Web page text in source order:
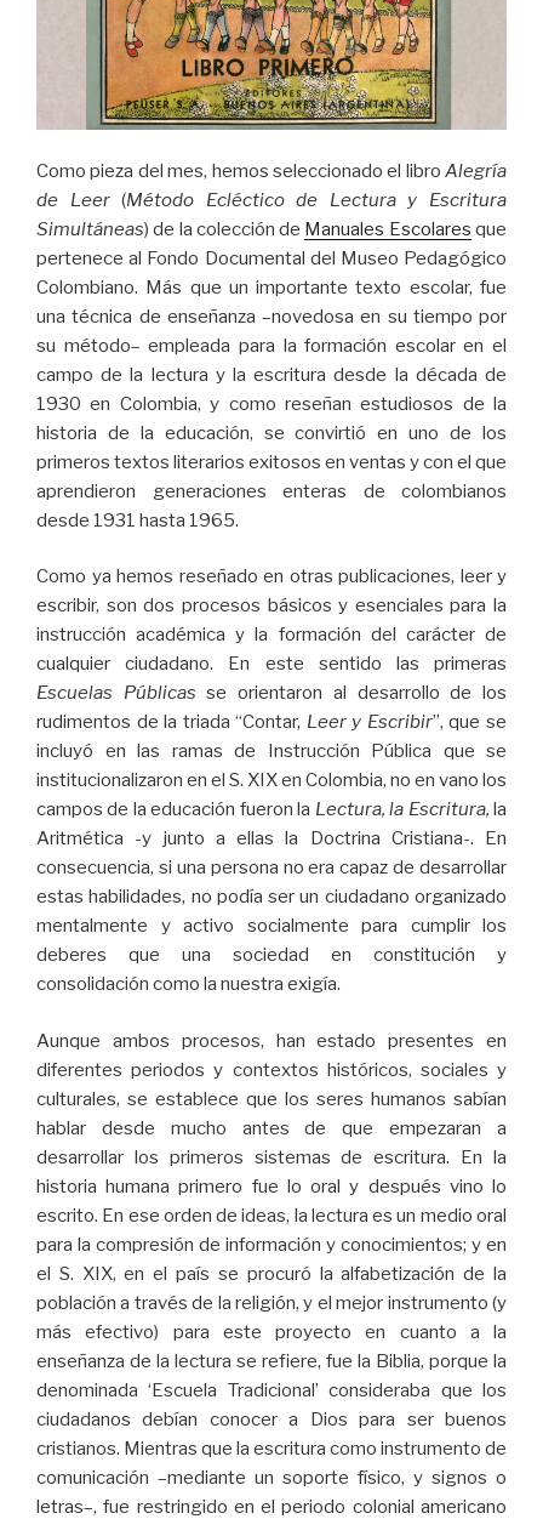
Como pieza del mes, hemos seleccionado el libro Alegría
de Leer(Método Ecléctico de Lectura y Escritura
Simultáneas) de la colección de Manuales Escolares que
pertenece al Fondo Documental del Museo Pedagógico
Colombiano. Más que un importante texto escolar, fue
una técnica de enseñanza –novedosa en su tiempo por
su método– empleada para la formación escolar en el
campo de la lectura y la escritura desde la década de
1930 en Colombia, y como reseñan estudiosos de la
historia de la educación, se convirtió en uno de los
primeros textos literarios exitosos en ventas y con el que
aprendieron generaciones enteras de colombianos
desde 1931 hasta 1965.
Como ya hemos reseñado en otras publicaciones, leer y
escribir, son dos procesos básicos y esenciales para la
instrucción académica y la formación del carácter de
cualquier ciudadano. En este sentido las primeras
Escuelas Públicasse orientaron al desarrollo de los
rudimentos de la triada “Contar, Leer y Escribir”, que se
incluyó en las ramas de Instrucción Pública que se
institucionalizaron en el S. XIX en Colombia, no en vano los
campos de la educación fueron la Lectura, la Escritura,la
Aritmética -y junto a ellas la Doctrina Cristiana-. En
consecuencia, si una persona no era capaz de desarrollar
estas habilidades, no podía ser un ciudadano organizado
mentalmente y activo socialmente para cumplir los
deberes que una sociedad en constitución y
consolidación como la nuestra exigía.
Aunque ambos procesos, han estado presentes en
diferentes periodos y contextos históricos, sociales y
culturales, se establece que los seres humanos sabían
hablar desde mucho antes de que empezaran a
desarrollar los primeros sistemas de escritura. En la
historia humana primero fue lo oral y después vino lo
escrito. En ese orden de ideas, la lectura es un medio oral
para la compresión de información y conocimientos; y en
el S. XIX, en el país se procuró la alfabetización de la
población a través de la religión, y el mejor instrumento (y
más efectivo) para este proyecto en cuanto a la
enseñanza de la lectura se refiere, fue la Biblia, porque la
denominada ‘Escuela Tradicional’ consideraba que los
ciudadanos debían conocer a Dios para ser buenos
cristianos. Mientras que la escritura como instrumento de
comunicación –mediante un soporte físico, y signos o
letras–, fue restringido en el periodo colonial americano